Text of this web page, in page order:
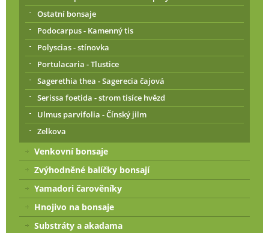
Ostatní bonsaje
Podocarpus - Kamenný tis
Polyscias - stínovka
Portulacaria - Tlustice
Sagerethia thea - Sagerecia čajová
Serissa foetida - strom tisíce hvězd
Ulmus parvifolia - Čínský jilm
Zelkova
Venkovní bonsaje
Zvýhodněné balíčky bonsají
Yamadori čarověníky
Hnojivo na bonsaje
Substráty a akadama